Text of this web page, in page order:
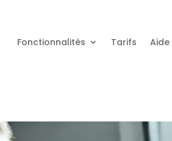
Fonctionnalités Tarifs Aide